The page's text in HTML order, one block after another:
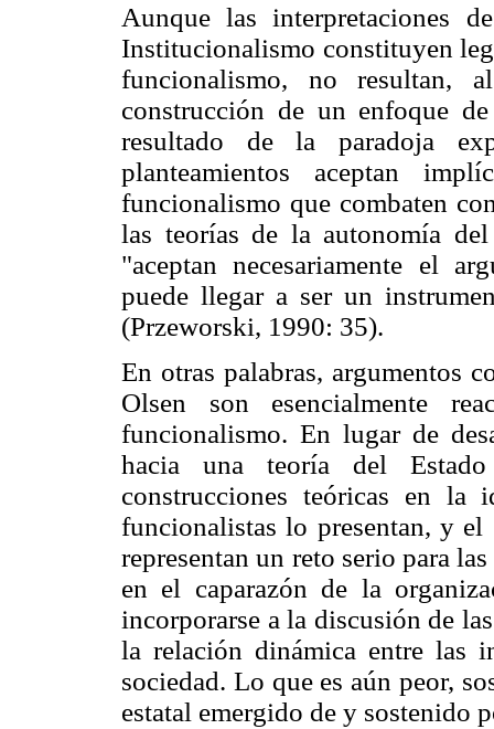
Aunque las interpretaciones
Institucionalismo constituyen
funcionalismo, no
construcción de un enfoque
resultado de la paradoja
planteamientos aceptan
funcionalismo que combaten
las teorías de la autonomía
"aceptan necesariamente el
puede llegar a ser un
(Przeworski, 1990: 35).
En otras palabras, argumentos
Olsen son esencialmente
funcionalismo. En lugar de
hacia una teoría del
construcciones teóricas en
funcionalistas lo presentan, y
representan un reto serio para
en el caparazón de la
incorporarse a la discusión de
la relación dinámica entre las
sociedad. Lo que es aún peor,
estatal emergido de y sostenido